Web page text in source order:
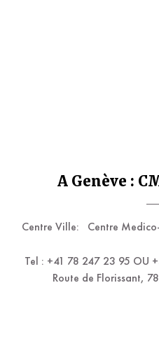
A Genève :
Centre Ville: Centre
Tel : +41 78 247 23 95 OU
Route de Florissant,